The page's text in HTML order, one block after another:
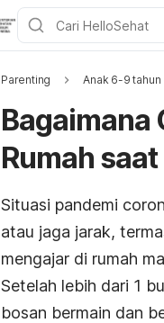
Parenting Anak 6-9 tahun
Bagaimana
Rumah
Situasi pandemi
atau jaga jarak,
mengajar di rumah
Setelah lebih dari 1
bosan bermain dan